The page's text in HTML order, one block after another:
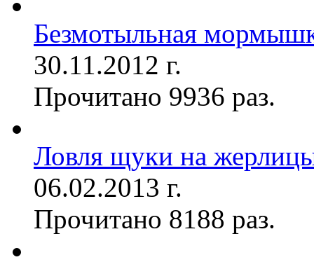
Безмотыльная
30.11.2012 г.
Прочитано 9936 раз.
Ловля щуки на
06.02.2013 г.
Прочитано 8188 раз.